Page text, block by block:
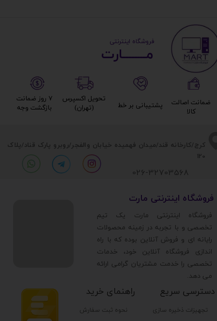
​​کرج/کارخانه قند/میدان فهمیده خیابان والفجر/روبرو پارک قناد/پلاک
120
تجهیزات ذخیره سازی
دسترسی سریع راهنمای خرید
نحوه ثبت سفارش
​فروشگاه اینترنتی مارت
​فروشگاه اینترنتی مارت یک تیم
تخصصی و با تجربه در زمینه محصولات
رایانه ای و فروش آنلاین بوده که با راه
اندازی فروشگاه آنلاین خود، خدمات
تخصصی را خدمت مشتریان گرامی ارائه
می دهد.
026-32703568
مــــــــارت​​​​​​
​ ​فروشگاه اینترنتی
۷ روز ضمانت
بازگشت وجه​​​​​​​
تحویل اکسپرس
(تهران)​​​​​​​
پشتیبانی بر خط​​​​​​​
ضمانت اصالت
کالا​​​​​​​